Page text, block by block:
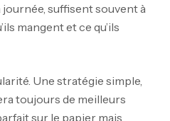
suffisent souvent à
mangent et ce qu’ils
Une stratégie simple,
toujours de meilleurs
sur le papier mais